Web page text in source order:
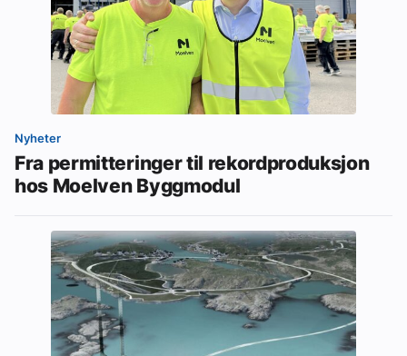
Nyheter
Fra permitteringer til rekordproduksjon
hos Moelven Byggmodul